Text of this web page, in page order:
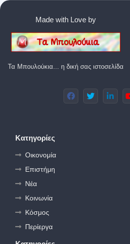
Made with Love by
Τα Μπουλούκια... η δική σας ιστοσελίδα
Κατηγορίες
Οικονομία
Επιστήμη
Νέα
Κοινωνία
Κόσμος
Περίεργα